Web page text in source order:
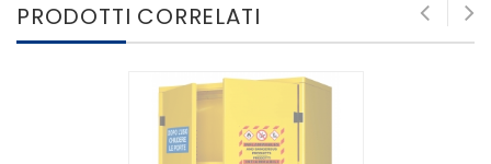
PRODOTTI CORRELATI